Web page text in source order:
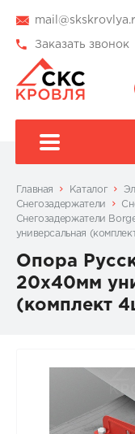
Заказать звонок
Главная Каталог
Снегозадержатели
Снегозадержатели
универсальная
Опора
20х40мм
(комплект